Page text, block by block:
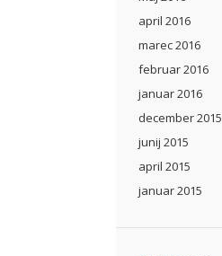
april 2016
marec 2016
februar 2016
januar 2016
december 2015
junij 2015
april 2015
januar 2015